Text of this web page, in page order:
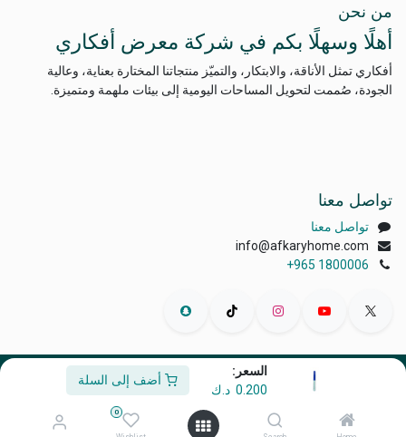
السعر:
0.200 د.ك
أضف إلى السلة
0
من نحن
أهلًا وسهلًا بكم في شركة معرض أفكاري
أفكاري تمثل الأناقة، والابتكار، والتميّز منتجاتنا المختارة بعناية، وعالية
الجودة، صُممت لتحويل المساحات اليومية إلى بيئات ملهمة ومتميزة.
تواصل معنا
تواصل معنا
info@afkaryhome.com
+965 1800006
الْعَرَبيّة English (US)
مشغل بواسطة - رقم واحد التجارة الإلكترونية مفتوحة المصدر